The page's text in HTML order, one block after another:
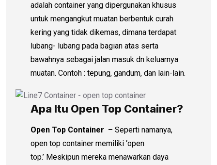
adalah container yang dipergunakan khusus
untuk mengangkut muatan berbentuk curah
kering yang tidak dikemas, dimana terdapat
lubang- lubang pada bagian atas serta
bawahnya sebagai jalan masuk dn keluarnya
muatan. Contoh : tepung, gandum, dan lain-lain.
Apa Itu Open Top Container?
Open Top Container – Seperti namanya,
open top container memiliki ‘open
top.’ Meskipun mereka menawarkan daya